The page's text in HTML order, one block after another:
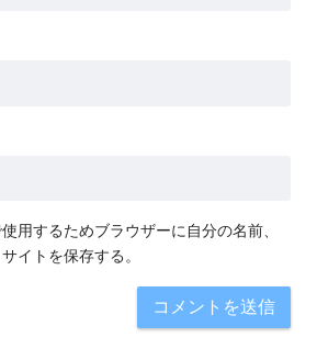
用するためブラウザーに自分の名前、
イトを保存する。